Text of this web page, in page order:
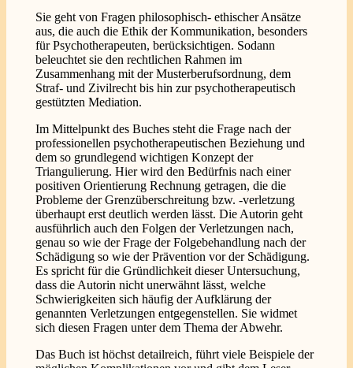
Sie geht von Fragen philosophisch- ethischer Ansätze
aus, die auch die Ethik der Kommunikation, besonders
für Psychotherapeuten, berücksichtigen. Sodann
beleuchtet sie den rechtlichen Rahmen im
Zusammenhang mit der Musterberufsordnung, dem
Straf- und Zivilrecht bis hin zur psychotherapeutisch
gestützten Mediation.
Im Mittelpunkt des Buches steht die Frage nach der
professionellen psychotherapeutischen Beziehung und
dem so grundlegend wichtigen Konzept der
Triangulierung. Hier wird den Bedürfnis nach einer
positiven Orientierung Rechnung getragen, die die
Probleme der Grenzüberschreitung bzw. -verletzung
überhaupt erst deutlich werden lässt. Die Autorin geht
ausführlich auch den Folgen der Verletzungen nach,
genau so wie der Frage der Folgebehandlung nach der
Schädigung so wie der Prävention vor der Schädigung.
Es spricht für die Gründlichkeit dieser Untersuchung,
dass die Autorin nicht unerwähnt lässt, welche
Schwierigkeiten sich häufig der Aufklärung der
genannten Verletzungen entgegenstellen. Sie widmet
sich diesen Fragen unter dem Thema der Abwehr.
Das Buch ist höchst detailreich, führt viele Beispiele der